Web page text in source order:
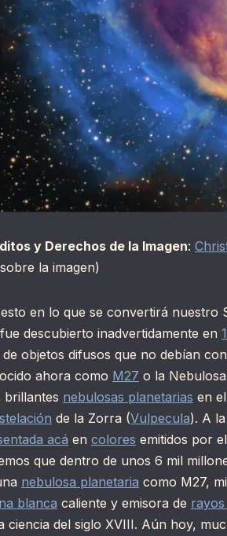
y Derechos de la Imagen:
la imagen)
esto en lo que se convertirá
fue descubierto inadvertidamente en
de objetos difusos que no debían
ahora como M27 o la
brillantes nebulosas planetarias en
de la Zorra (Vulpecula). A
acá en colores emitidos por el
que dentro de unos 6 mil
nebulosa planetaria como M27,
blanca caliente y emisora de rayos
ciencia del siglo XVIII. Aún hoy,